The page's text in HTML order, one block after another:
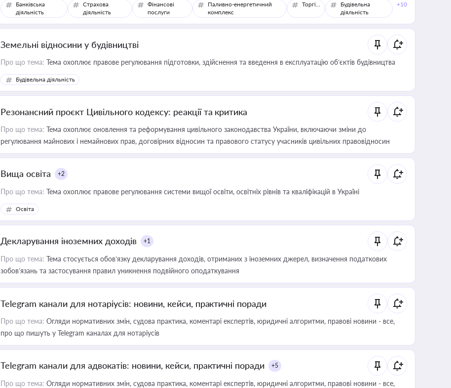
Банківська
діяльність
Страхова
діяльність
Фінансові
послуги
Паливно-енергетичний
комплекс
Торгівля
Будівельна
діяльність
+10
Земельні відносини у будівництві
Про що тема: Тема охоплює правове регулювання підготовки, здійснення та введення в експлуатацію об’єктів будівництва
Будівельна діяльність
Резонансний проєкт Цивільного кодексу: реакції та критика
Про що тема: Тема охоплює оновлення та реформування цивільного законодавства України, включаючи зміни до
регулювання майнових і немайнових прав, договірних відносин та правового статусу учасників цивільних правовідносин
Вища освіта +2
Про що тема: Тема охоплює правове регулювання системи вищої освіти, освітніх рівнів та кваліфікацій в Україні
Освіта
Декларування іноземних доходів +1
Про що тема: Тема стосується обов’язку декларування доходів, отриманих з іноземних джерел, визначення податкових
зобов’язань та застосування правил уникнення подвійного оподаткування
Telegram канали для нотаріусів: новини, кейси, практичні поради
Про що тема: Огляди нормативних змін, судова практика, коментарі експертів, юридичні алгоритми, правові новини - все,
про що пишуть у Telegram каналах для нотаріусів
Telegram канали для адвокатів: новини, кейси, практичні поради +5
Про що тема: Огляди нормативних змін, судова практика, коментарі експертів, юридичні алгоритми, правові новини - все,